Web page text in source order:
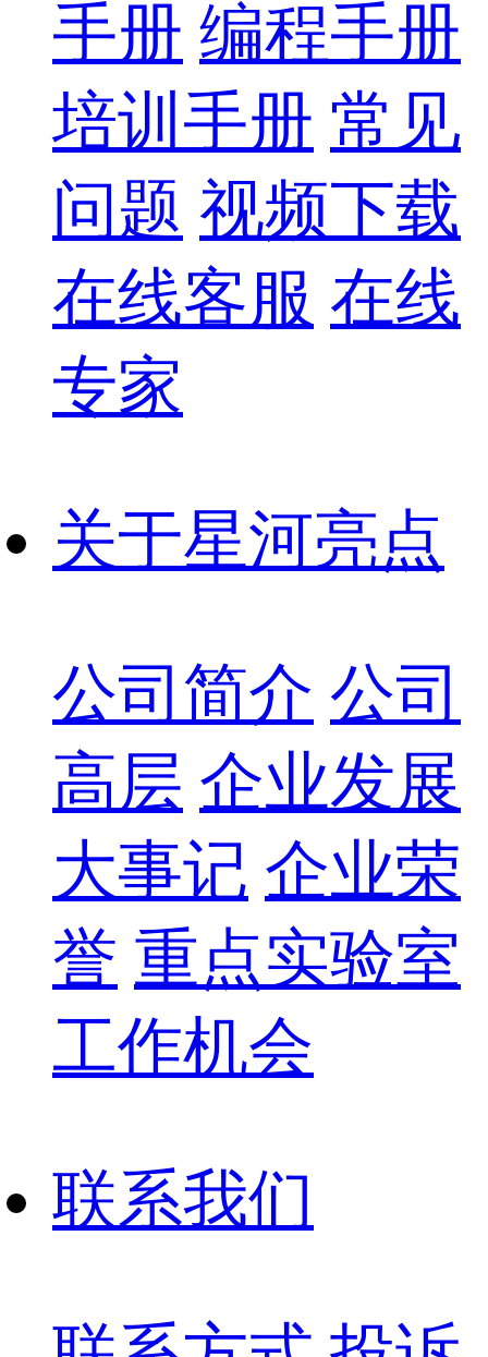
手册 编程手册
培训手册 常见
问题 视频下载
在线客服 在线
专家
关于星河亮点
公司简介 公司
高层 企业发展
大事记 企业荣
誉 重点实验室
工作机会
联系我们